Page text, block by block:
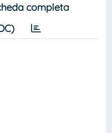
completa